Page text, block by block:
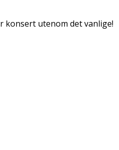
konsert utenom det vanlige!